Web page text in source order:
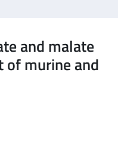
and malate
of murine and